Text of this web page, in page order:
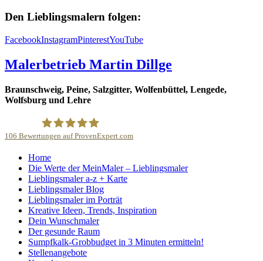
Den Lieblingsmalern folgen:
FacebookInstagramPinterestYouTube
Malerbetrieb Martin Dillge
Braunschweig, Peine, Salzgitter, Wolfenbüttel, Lengede,
Wolfsburg und Lehre
Malerbetrieb Martin Dillge
106 Bewertungen auf ProvenExpert.com
Home
Die Werte der MeinMaler – Lieblingsmaler
Lieblingsmaler a-z + Karte
Lieblingsmaler Blog
Lieblingsmaler im Porträt
Kreative Ideen, Trends, Inspiration
Dein Wunschmaler
Der gesunde Raum
Sumpfkalk-Grobbudget in 3 Minuten ermitteln!
Stellenangebote